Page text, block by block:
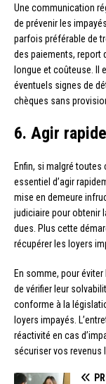
Une communication
de prévenir les
parfois préférable de
des paiements, report
longue et coûteuse. Il
éventuels signes de
chèques sans
6. Agir
Enfin, si malgré
essentiel d’agir
mise en demeure
judiciaire pour obtenir
dues. Plus cette
récupérer les loyers
En somme, pour
de vérifier leur
conforme à la
loyers impayés.
réactivité en cas
sécuriser vos revenus